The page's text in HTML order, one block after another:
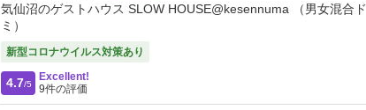
気仙沼のゲストハウス SLOW HOUSE@kesennuma （男女混合ド
ミ）
新型コロナウイルス対策あり
4.7/5
Excellent!
9件の評価